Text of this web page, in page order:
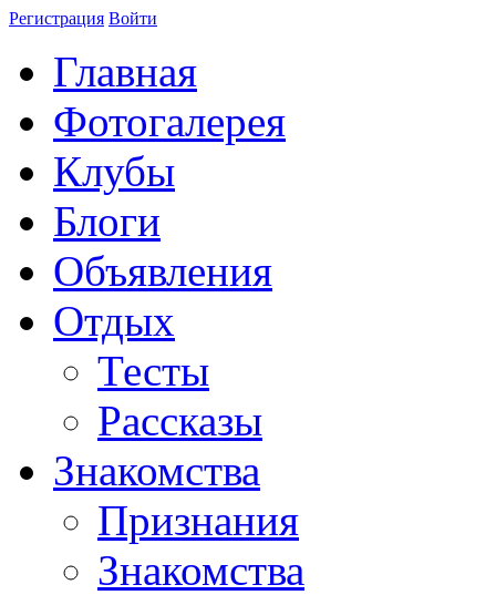
Регистрация Войти
Главная
Фотогалерея
Клубы
Блоги
Объявления
Отдых
Тесты
Рассказы
Знакомства
Признания
Знакомства